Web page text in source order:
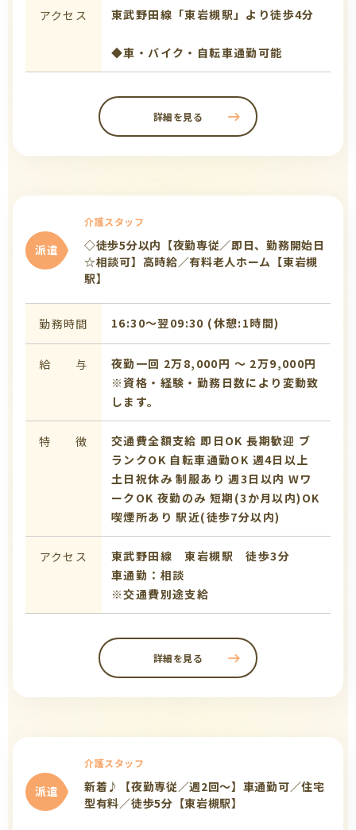
アクセス 東武野田線「東岩槻駅」より徒歩4分
◆車・バイク・自転車通勤可能
詳細を見る
派遣
介護スタッフ
◇徒歩5分以内【夜勤専従／即日、勤務開始日
☆相談可】高時給／有料老人ホーム【東岩槻
駅】
勤務時間 16:30〜翌09:30 (休憩:1時間)
給 与
夜勤一回 2万8,000円 〜 2万9,000円
※資格・経験・勤務日数により変動致
します。
特 徴 交通費全額支給 即日OK 長期歓迎 ブ
ランクOK 自転車通勤OK 週4日以上
土日祝休み 制服あり 週3日以内 Wワ
ークOK 夜勤のみ 短期(3か月以内)OK
喫煙所あり 駅近(徒歩7分以内)
アクセス
東武野田線 東岩槻駅 徒歩3分
車通勤：相談
※交通費別途支給
詳細を見る
派遣
介護スタッフ
新着♪【夜勤専従／週2回～】車通勤可／住宅
型有料／徒歩5分【東岩槻駅】